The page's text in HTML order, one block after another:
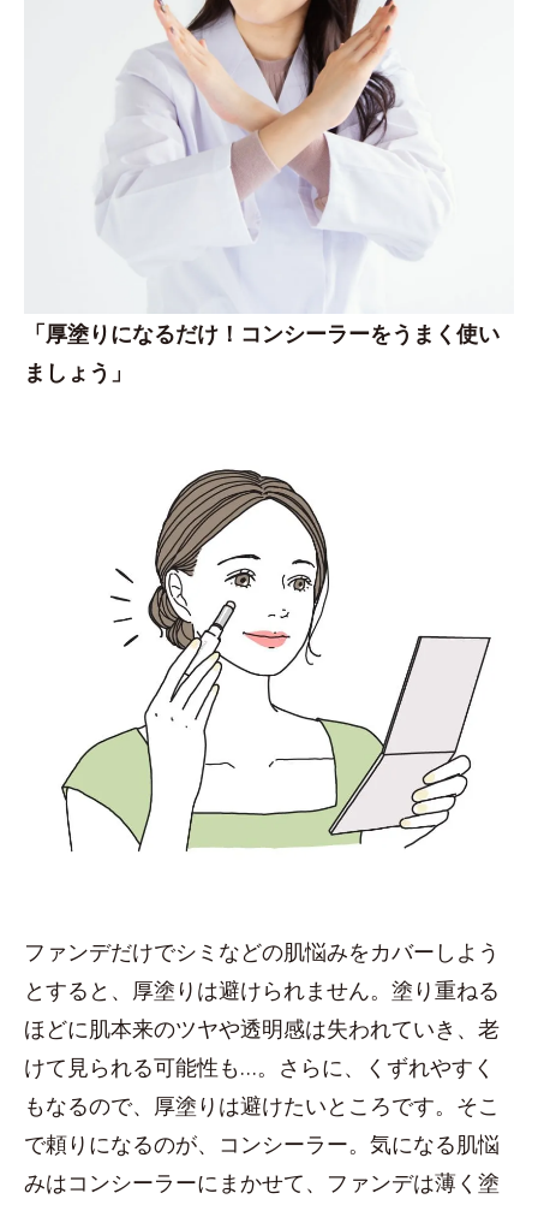
「厚塗りになるだけ！コンシーラーをうまく使い
ましょう」
ファンデだけでシミなどの肌悩みをカバーしよう
とすると、厚塗りは避けられません。塗り重ねる
ほどに肌本来のツヤや透明感は失われていき、老
けて見られる可能性も…。さらに、くずれやすく
もなるので、厚塗りは避けたいところです。そこ
で頼りになるのが、コンシーラー。気になる肌悩
みはコンシーラーにまかせて、ファンデは薄く塗